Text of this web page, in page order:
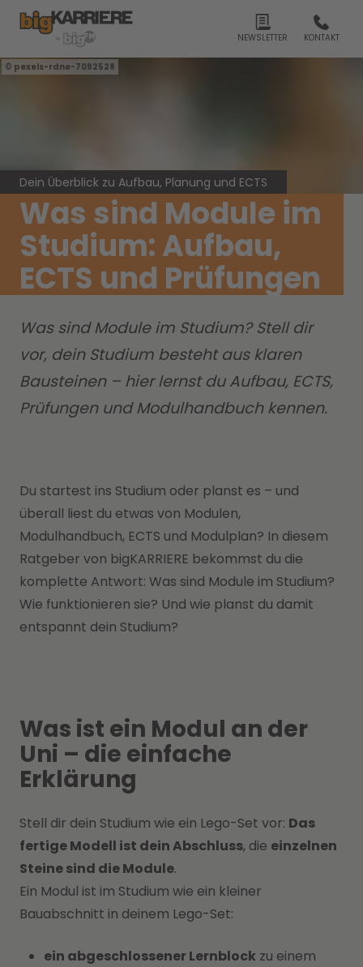
NEWSLETTER KONTAKT
pexels-rdne-7092528
Dein Überblick zu Aufbau, Planung und ECTS
Was sind Module im
Studium: Aufbau,
ECTS und Prüfungen
Was sind Module im Studium? Stell dir
vor, dein Studium besteht aus klaren
Bausteinen – hier lernst du Aufbau, ECTS,
Prüfungen und Modulhandbuch kennen.
Du startest ins Studium oder planst es – und
überall liest du etwas von Modulen,
Modulhandbuch, ECTS und Modulplan? In diesem
Ratgeber von bigKARRIERE bekommst du die
komplette Antwort: Was sind Module im Studium?
Wie funktionieren sie? Und wie planst du damit
entspannt dein Studium?
Was ist ein Modul an der
Uni – die einfache
Erklärung
Stell dir dein Studium wie ein Lego-Set vor: Das
fertige Modell ist dein Abschluss, die einzelnen
Steine sind die Module.
Ein Modul ist im Studium wie ein kleiner
Bauabschnitt in deinem Lego-Set:
ein abgeschlossener Lernblock zu einem